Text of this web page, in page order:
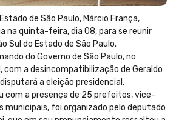
de São Paulo, Márcio França,
na quinta-feira, dia 08, para se reunir
Sul do Estado de São Paulo.
do Governo de São Paulo, no
com a desincompatibilização de Geraldo
a eleição presidencial.
com a presença de 25 prefeitos, vice-
foi organizado pelo deputado